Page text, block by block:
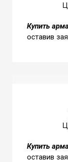
Купить
оставив
Купить
оставив